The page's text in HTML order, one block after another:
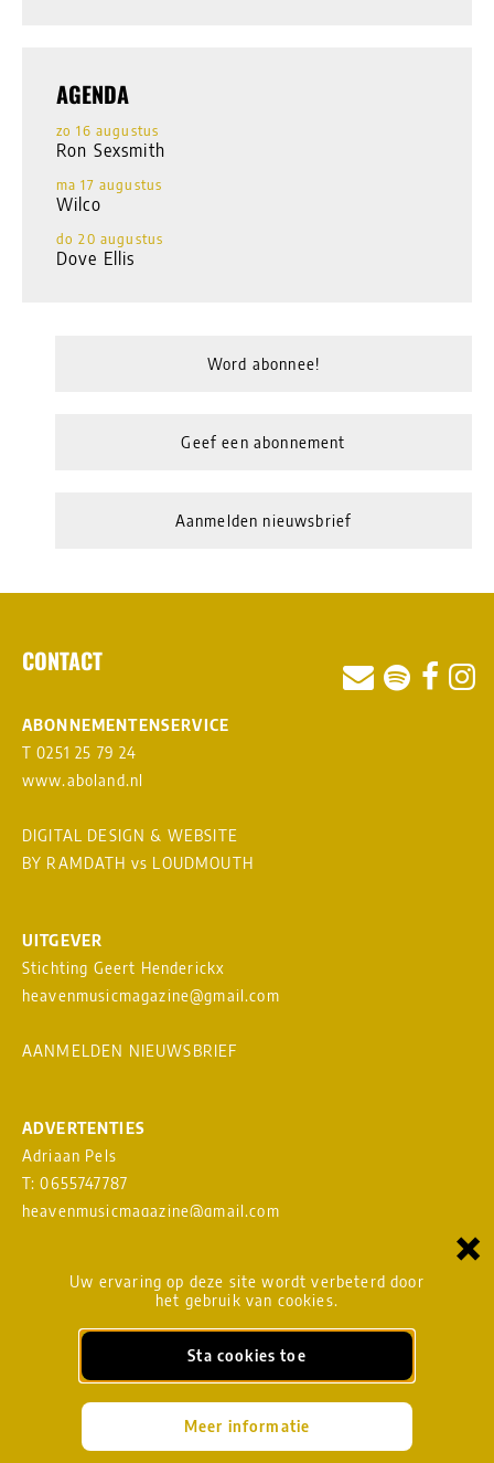
Uw ervaring op deze site wordt verbeterd door
het gebruik van cookies.
Sta cookies toe
Meer informatie
×
AGENDA
zo 16 augustus
Ron Sexsmith
ma 17 augustus
Wilco
do 20 augustus
Dove Ellis
Word abonnee!
Geef een abonnement
Aanmelden nieuwsbrief
CONTACT
ABONNEMENTENSERVICE
T 0251 25 79 24
www.aboland.nl
DIGITAL DESIGN & WEBSITE
BY RAMDATH vs LOUDMOUTH
UITGEVER
Stichting Geert Henderickx
heavenmusicmagazine@gmail.com
AANMELDEN NIEUWSBRIEF
ADVERTENTIES
Adriaan Pels
T: 0655747787
heavenmusicmagazine@gmail.com
BLADMANAGEMENT
heavenmusicmagazine@gmail.com